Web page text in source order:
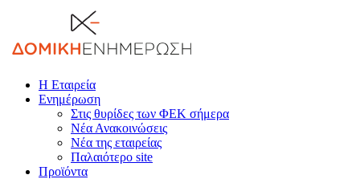
Η Εταιρεία
Ενημέρωση
Στις θυρίδες των ΦΕΚ σήμερα
Νέα Ανακοινώσεις
Νέα της εταιρείας
Παλαιότερο site
Προϊόντα